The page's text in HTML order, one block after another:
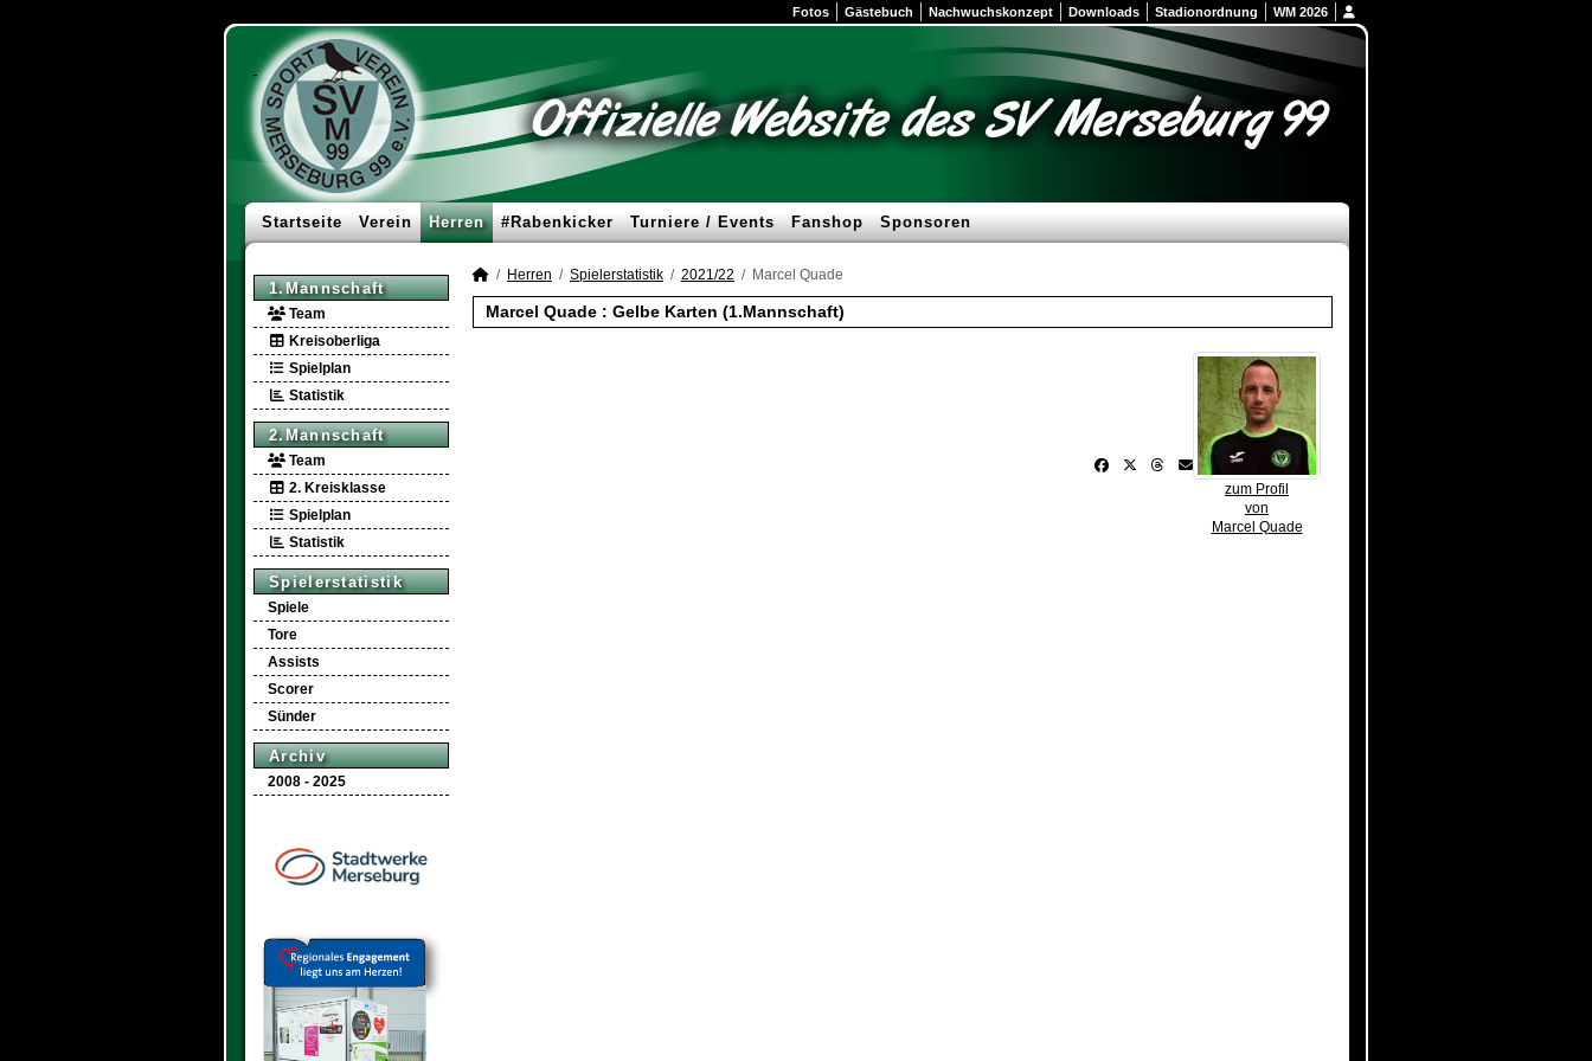
Fotos Gästebuch Nachwuchskonzept Downloads Stadionordnung WM 2026
Startseite Verein Herren #Rabenkicker Turniere / Events Fanshop Sponsoren
1.Mannschaft
Team
Kreisoberliga
Spielplan
Statistik
2.Mannschaft
Team
2. Kreisklasse
Spielplan
Statistik
Spielerstatistik
Spiele
Tore
Assists
Scorer
Sünder
Archiv
2008 - 2025
Herren Spielerstatistik 2021/22 Marcel Quade
Marcel Quade : Gelbe Karten (1.Mannschaft)
zum Profil
von
Marcel Quade